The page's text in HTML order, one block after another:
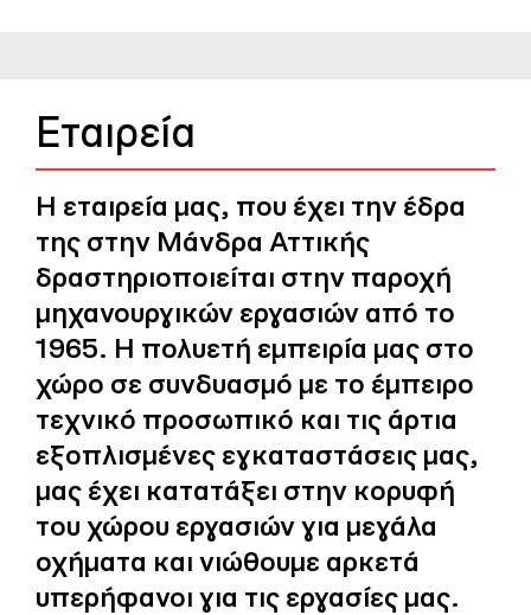
Εταιρεία
Η εταιρεία μας, που έχει την έδρα
της στην Μάνδρα Αττικής
δραστηριοποιείται στην παροχή
μηχανουργικών εργασιών από το
1965. Η πολυετή εμπειρία μας στο
χώρο σε συνδυασμό με το έμπειρο
τεχνικό προσωπικό και τις άρτια
εξοπλισμένες εγκαταστάσεις μας,
μας έχει κατατάξει στην κορυφή
του χώρου εργασιών για μεγάλα
οχήματα και νιώθουμε αρκετά
υπερήφανοι για τις εργασίες μας.